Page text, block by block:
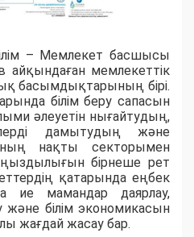
– Мемлекет басшысы
мемлекеттік
басымдықтарының бірі.
білім беру сапасын
әлеуетін нығайтудың,
дамытудың және
нақты секторымен
бірнеше рет
қатарында еңбек
ие мамандар даярлау,
және білім экономикасын
жағдай жасау бар.